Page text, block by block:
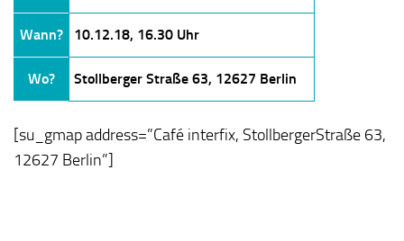
Wann? 10.12.18, 16.30 Uhr
Wo? Stollberger Straße 63, 12627 Berlin
[su_gmap address=”Café interfix, StollbergerStraße 63,
12627 Berlin”]